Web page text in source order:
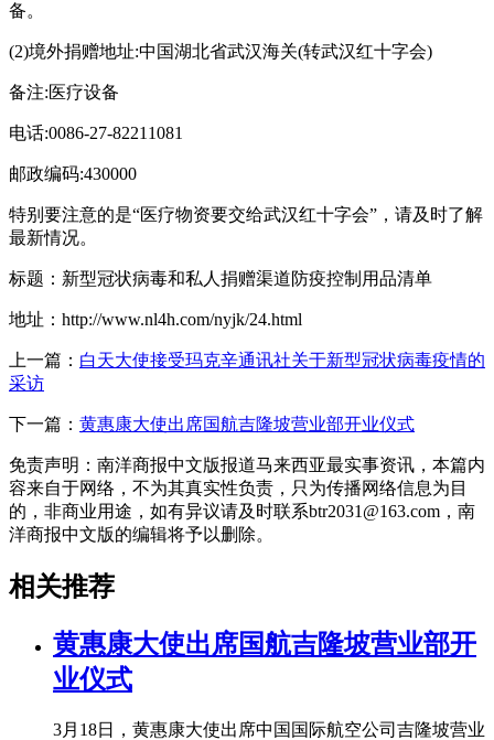
备。
(2)境外捐赠地址:中国湖北省武汉海关(转武汉红十字会)
备注:医疗设备
电话:0086-27-82211081
邮政编码:430000
特别要注意的是“医疗物资要交给武汉红十字会”，请及时了解
最新情况。
标题：新型冠状病毒和私人捐赠渠道防疫控制用品清单
地址：http://www.nl4h.com/nyjk/24.html
上一篇： 白天大使接受玛克辛通讯社关于新型冠状病毒疫情的
采访
下一篇： 黄惠康大使出席国航吉隆坡营业部开业仪式
免责声明：南洋商报中文版报道马来西亚最实事资讯，本篇内
容来自于网络，不为其真实性负责，只为传播网络信息为目
的，非商业用途，如有异议请及时联系btr2031@163.com，南
洋商报中文版的编辑将予以删除。
相关推荐
黄惠康大使出席国航吉隆坡营业部开
业仪式
3月18日，黄惠康大使出席中国国际航空公司吉隆坡营业